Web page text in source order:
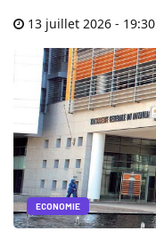
13 juillet 2026 - 19:30
ECONOMIE